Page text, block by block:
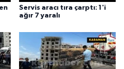
Servis aracı tıra çarptı: 1'i
ağır 7 yaralı